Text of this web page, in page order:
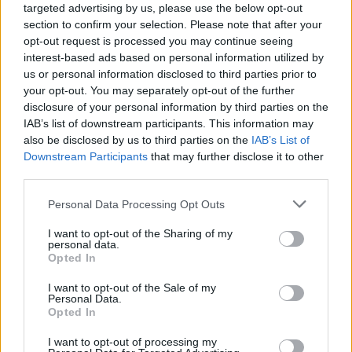
targeted advertising by us, please use the below opt-out
section to confirm your selection. Please note that after your
opt-out request is processed you may continue seeing
interest-based ads based on personal information utilized by
us or personal information disclosed to third parties prior to
your opt-out. You may separately opt-out of the further
disclosure of your personal information by third parties on the
IAB’s list of downstream participants. This information may
also be disclosed by us to third parties on the IAB’s List of
Downstream Participants that may further disclose it to other
Please note that this website/app uses one or more Google
not limited to your visit or usage behaviour. You may click to
grant or deny consent to Google and its third-party tags to
use your data for below specified purposes in below Google
consent section.
Personal Data Processing Opt Outs
I want to opt-out of the Sharing of my
personal data.
Opted In
I want to opt-out of the Sale of my
Personal Data.
Opted In
I want to opt-out of processing my
ez nem romlást jelez, a hab eltávolításával a méz éppoly
értékes és egészséges marad. A jó minőségű
napraforgóméznél pedig két fázisban megy végbe a
kristályosodás: felül folyékonyabb, alul sűrűbb réteg
válik el egymástól.
Az is tévedés, hogy egyes fajtamézek 100%-os
tisztaságúak. Ez nem hamisítási kérdés: a virágmézek
pollenszázaléka adja a típust. A vezetőpollen
minimumarányát régen szigorú szabványokban
határozták meg, mára ez sokat változott: ha az összes
akácméznek nevezik.